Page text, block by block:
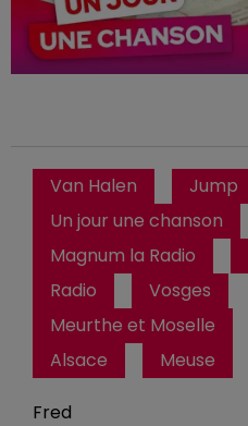
Van Halen Jump
Un jour une chanson
Magnum la Radio
Radio
Vosges
Meurthe et Moselle
Alsace
Meuse
Fred